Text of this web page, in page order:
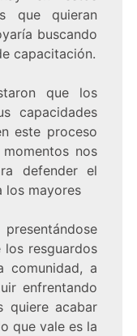
que quieran
buscando
capacitación.
que los
capacidades
este proceso
nos
defender el
los mayores
los resguardos
comunidad, a
enfrentando
quiere acabar
que vale es la